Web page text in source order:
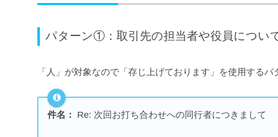
パターン①：取引先の担当者や役員につい
「人」が対象なので「存じ上げております」を使用するパ
件名： Re: 次回お打ち合わせへの同行者につきまして